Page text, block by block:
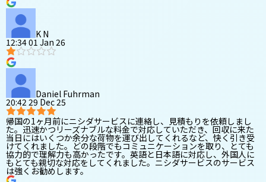
K N
12:34 01 Jan 26
Daniel Fuhrman
20:42 29 Dec 25
帰国の1ヶ月前にニシダサービスに連絡し、見積もりを依頼しまし
た。迅速かつリーズナブルな料金で対応していただき、回収に来た
当日にはいくつか余分な荷物を運び出してくれるなど、快く引き受
けてくれました。どの段階でもコミュニケーションを取り、とても
協力的で理解力も高かったです。英語と日本語に対応し、外国人に
もとても親切な対応をしてくれました。ニシダサービスのサービス
は強くお勧めします。